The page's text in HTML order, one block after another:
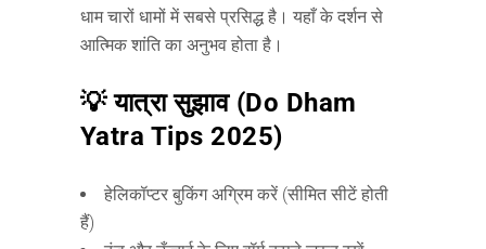
धाम चारों धामों में सबसे प्रसिद्ध है। यहाँ के दर्शन से
आत्मिक शांति का अनुभव होता है।
💡 यात्रा सुझाव (Do Dham
Yatra Tips 2025)
हेलिकॉप्टर बुकिंग अग्रिम करें (सीमित सीटें होती
हैं)